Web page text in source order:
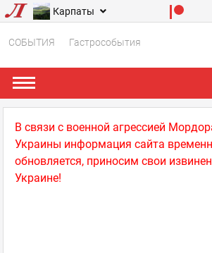
Карпаты
СОБЫТИЯ Гастрособытия
В связи с военной агрессией
Украины информация сайта
обновляется, приносим свои
Украине!